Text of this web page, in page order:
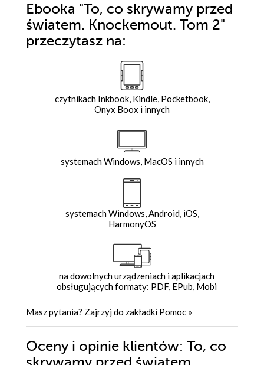
Ebooka "To, co skrywamy przed
światem. Knockemout. Tom 2"
przeczytasz na:
czytnikach Inkbook, Kindle, Pocketbook,
Onyx Boox i innych
systemach Windows, MacOS i innych
systemach Windows, Android, iOS,
HarmonyOS
na dowolnych urządzeniach i aplikacjach
obsługujących formaty: PDF, EPub, Mobi
Masz pytania? Zajrzyj do zakładki Pomoc »
Oceny i opinie klientów: To, co